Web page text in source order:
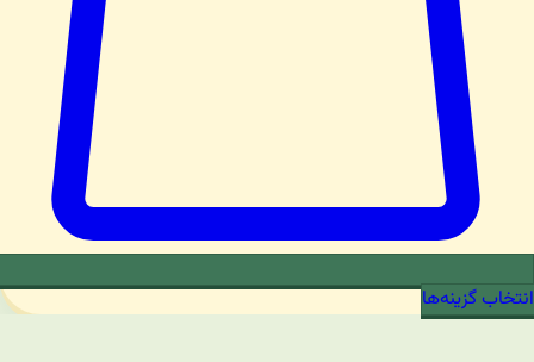
انتخاب گزینه‌ها